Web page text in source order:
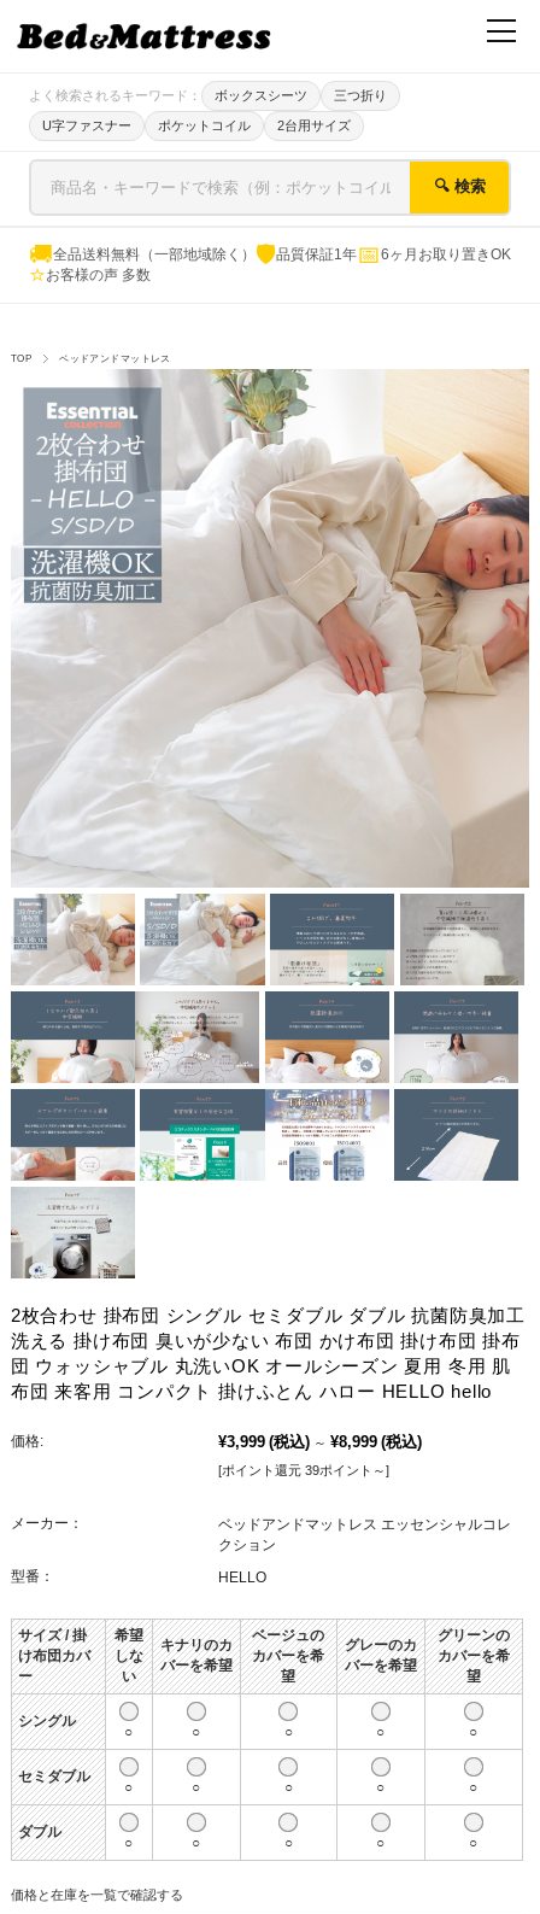
よく検索されるキーワード： ボックスシーツ 三つ折り
U字ファスナー ポケットコイル 2台用サイズ
🔍 検索
🚚全品送料無料（一部地域除く） 🛡品質保証1年📅6ヶ月お取り置きOK
⭐お客様の声 多数
TOP ベッドアンドマットレス
2枚合わせ 掛布団 シングル セミダブル ダブル 抗菌防臭加工
洗える 掛け布団 臭いが少ない 布団 かけ布団 掛け布団 掛布
団 ウォッシャブル 丸洗いOK オールシーズン 夏用 冬用 肌
布団 来客用 コンパクト 掛けふとん ハロー HELLO hello
価格: ¥3,999 (税込) ～ ¥8,999 (税込)
[ポイント還元 39ポイント～]
メーカー：
ベッドアンドマットレス エッセンシャルコレ
クション
型番：
HELLO
サイズ / 掛
け布団カバ
ー
希望
しな
い
キナリのカ
バーを希望
ベージュの
カバーを希
望
グレーのカ
バーを希望
グリーンの
カバーを希
望
シングル
○ ○ ○ ○ ○
セミダブル
○ ○ ○ ○ ○
ダブル
○ ○ ○ ○ ○
価格と在庫を一覧で確認する